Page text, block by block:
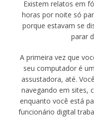
Existem relatos em
horas por noite só
porque estavam se
parar
A primeira vez que
seu computador é
assustadora, até.
navegando em sites,
enquanto você está
funcionário digital